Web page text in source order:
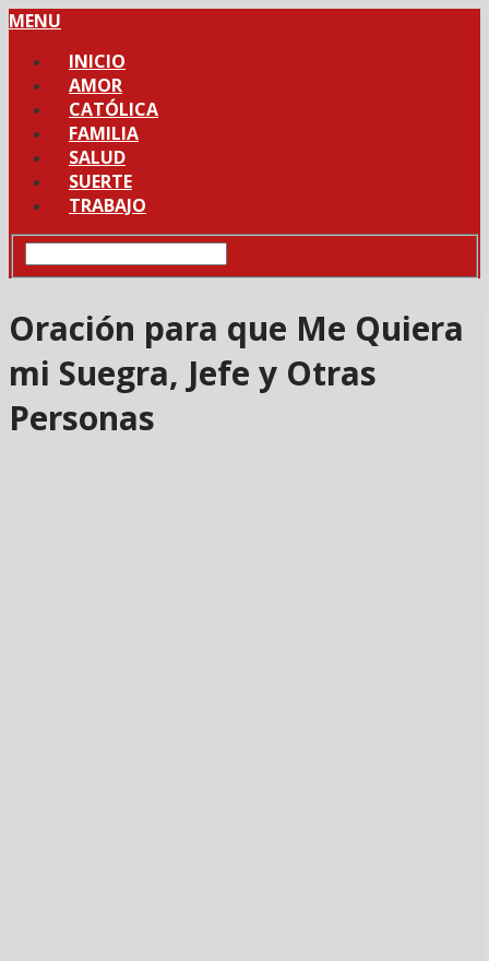
MENU
INICIO
AMOR
CATÓLICA
FAMILIA
SALUD
SUERTE
TRABAJO
Oración para que Me Quiera
mi Suegra, Jefe y Otras
Personas